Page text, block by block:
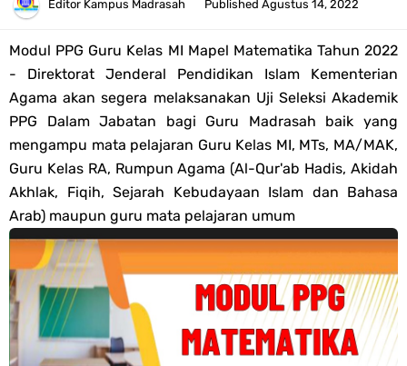
Tahun 2026
Bank Soal PAT Semester 2 Kelas 4 SD/MI Tahun 2026
Pendaftaran Akun Google Workspace bagi GTK Madrasah
Panduan GOOGLE WORKSPACE (GWS) Untuk Guru Madrasah
Bank Soal ASAT/PAT Kelas 5 SD/MI Kurikulum Merdeka Tahun 2026
Bank Soal PAT Kelas 6 SD/MI Semester 2 Kurikulum Merdeka Tahun
Kisi-kisi Soal US/UM Jenjang SD/MI Tahun 2026 Lengkap
POS UM Jenjang MI, MTs Dan MA Tahun 2026
Editor Kampus Madrasah Published Agustus 14, 2022
Modul PPG Guru Kelas MI Mapel Matematika Tahun 2022
- Direktorat Jenderal Pendidikan Islam Kementerian
Agama akan segera melaksanakan Uji Seleksi Akademik
PPG Dalam Jabatan bagi Guru Madrasah baik yang
mengampu mata pelajaran Guru Kelas MI, MTs, MA/MAK,
Guru Kelas RA, Rumpun Agama (Al-Qur'ab Hadis, Akidah
Akhlak, Fiqih, Sejarah Kebudayaan Islam dan Bahasa
Arab) maupun guru mata pelajaran umum